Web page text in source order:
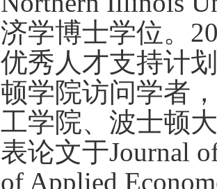
济学博士学位。
优秀人才支持计
顿学院访问学者
工学院、波士顿
表论文于Journal
of Applied